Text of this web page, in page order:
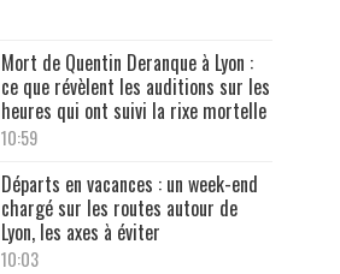
Mort de Quentin Deranque à Lyon :
ce que révèlent les auditions sur les
heures qui ont suivi la rixe mortelle
10:59
Départs en vacances : un week-end
chargé sur les routes autour de
Lyon, les axes à éviter
10:03